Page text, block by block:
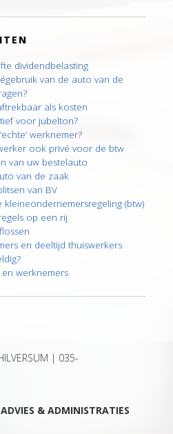
dividendbelasting
van de auto van de
als kosten
voor jubelton?
werknemer?
ook privé voor de btw
van uw bestelauto
van de zaak
van BV
(btw)
op een rij
en deeltijd thuiswerkers
werknemers
| 035-
& ADMINISTRATIES